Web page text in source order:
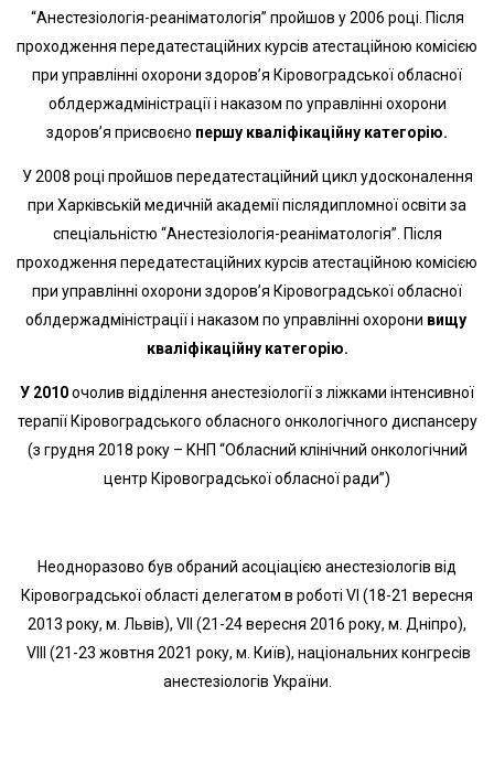
“Анестезіологія-реаніматологія” пройшов у 2006 році. Після
проходження передатестаційних курсів атестаційною комісією
при управлінні охорони здоров’я Кіровоградської обласної
облдержадміністрації і наказом по управлінні охорони
здоров’я присвоєно першу кваліфікаційну категорію.
У 2008 році пройшов передатестаційний цикл удосконалення
при Харківській медичній академії післядипломної освіти за
спеціальністю “Анестезіологія-реаніматологія”. Після
проходження передатестаційних курсів атестаційною комісією
при управлінні охорони здоров’я Кіровоградської обласної
облдержадміністрації і наказом по управлінні охорони вищу
кваліфікаційну категорію.
У 2010очолив відділення анестезіології з ліжками інтенсивної
терапії Кіровоградського обласного онкологічного диспансеру
(з грудня 2018 року – КНП “Обласний клінічний онкологічний
центр Кіровоградської обласної ради”)
Неодноразово був обраний асоціацією анестезіологів від
Кіровоградської області делегатом в роботі VІ (18-21 вересня
2013 року, м. Львів), VІІ (21-24 вересня 2016 року, м. Дніпро),
VІІІ (21-23 жовтня 2021 року, м. Київ), національних конгресів
анестезіологів України.